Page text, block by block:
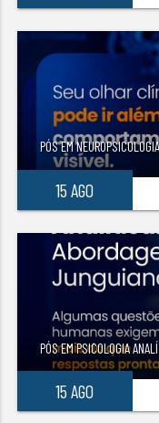
PÓS EM NEUROPSICOLOGIA
15 AGO
PÓS EM PSICOLOGIA
15 AGO